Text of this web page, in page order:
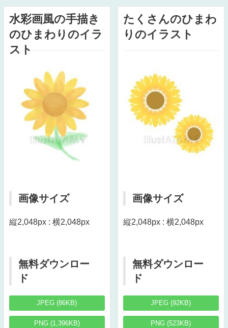
水彩画風の手描き
のひまわりのイラ
スト
画像サイズ
縦2,048px : 横2,048px
無料ダウンロー
ド
JPEG (86KB)
PNG (1,396KB)
たくさんのひまわ
りのイラスト
画像サイズ
縦2,048px : 横2,048px
無料ダウンロー
ド
JPEG (92KB)
PNG (523KB)